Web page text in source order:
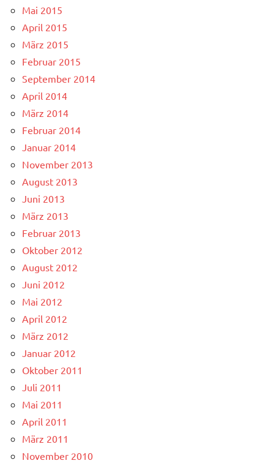
Mai 2015
April 2015
März 2015
Februar 2015
September 2014
April 2014
März 2014
Februar 2014
Januar 2014
November 2013
August 2013
Juni 2013
März 2013
Februar 2013
Oktober 2012
August 2012
Juni 2012
Mai 2012
April 2012
März 2012
Januar 2012
Oktober 2011
Juli 2011
Mai 2011
April 2011
März 2011
November 2010